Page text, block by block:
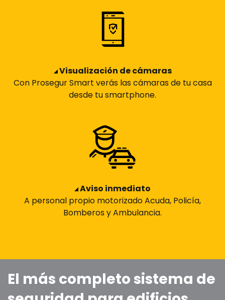
Visualización de cámaras
Con Prosegur Smart verás las cámaras de tu casa
desde tu smartphone.
Aviso inmediato
A personal propio motorizado Acuda, Policía,
Bomberos y Ambulancia.
El más completo sistema de